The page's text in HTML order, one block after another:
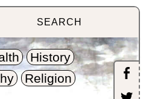
SEARCH
History
Religion